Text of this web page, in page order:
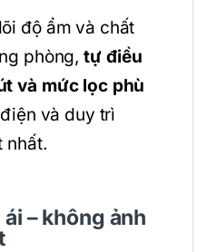
độ ẩm và chất
phòng, tự điều
và mức lọc phù
và duy trì
nhất.
– không ảnh